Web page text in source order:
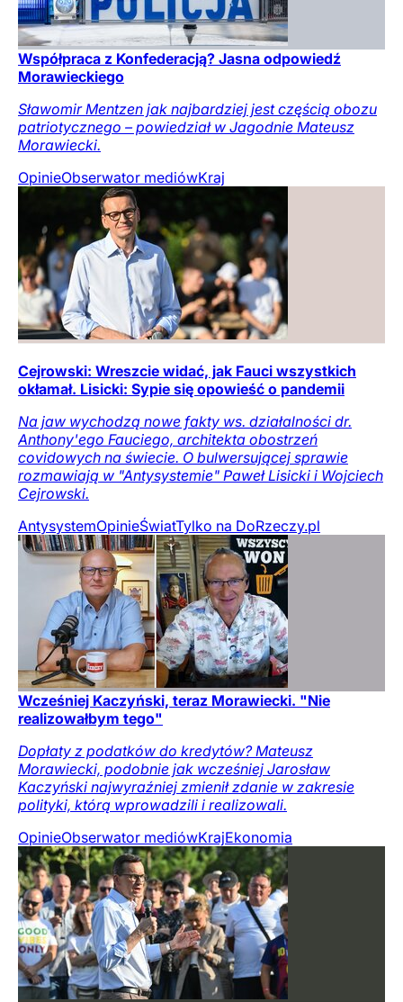
Współpraca z Konfederacją? Jasna odpowiedź
Morawieckiego
Sławomir Mentzen jak najbardziej jest częścią obozu
patriotycznego – powiedział w Jagodnie Mateusz
Morawiecki.
OpinieObserwator mediówKraj
Cejrowski: Wreszcie widać, jak Fauci wszystkich
okłamał. Lisicki: Sypie się opowieść o pandemii
Na jaw wychodzą nowe fakty ws. działalności dr.
Anthony'ego Fauciego, architekta obostrzeń
covidowych na świecie. O bulwersującej sprawie
rozmawiają w "Antysystemie" Paweł Lisicki i Wojciech
Cejrowski.
AntysystemOpinieŚwiatTylko na DoRzeczy.pl
Wcześniej Kaczyński, teraz Morawiecki. "Nie
realizowałbym tego"
Dopłaty z podatków do kredytów? Mateusz
Morawiecki, podobnie jak wcześniej Jarosław
Kaczyński najwyraźniej zmienił zdanie w zakresie
polityki, którą wprowadzili i realizowali.
OpinieObserwator mediówKrajEkonomia